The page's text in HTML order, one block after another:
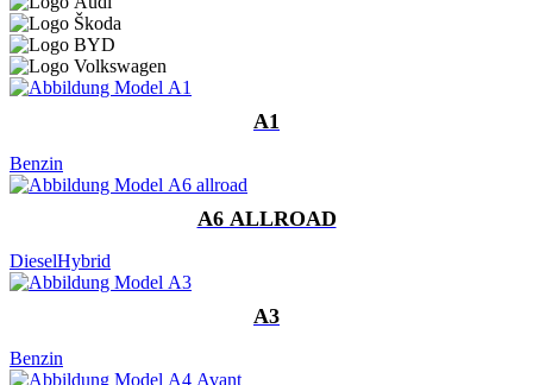
A1
Benzin
A6 ALLROAD
DieselHybrid
A3
Benzin